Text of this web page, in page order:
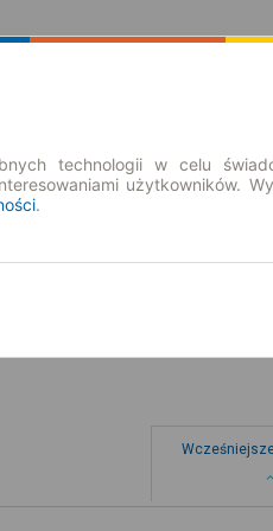
technologii w celu
użytkowników.
.